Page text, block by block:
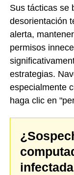
Sus tácticas se
desorientación
alerta,
permisos
estrategias.
especialmente
haga clic en